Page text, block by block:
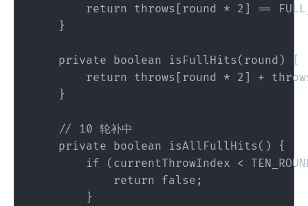
return throws[round * 2] ==
    }
    private boolean isFullHits(round) {
return throws[round * 2] +
    }
    // 10 轮补中
    private boolean isAllFullHits() {
if (currentThrowIndex <
            return false;
        }